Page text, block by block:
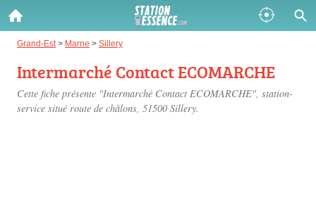
Grand-Est > Marne > Sillery
Intermarché Contact ECOMARCHE
Cette fiche présente "Intermarché Contact ECOMARCHE", station-
service situé route de châlons, 51500 Sillery.
Gazole :
Disponible Épuisé
SP 98 :